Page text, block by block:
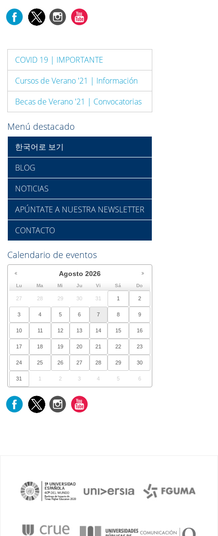
COVID 19 | IMPORTANTE
Cursos de Verano '21 | Información
Becas de Verano '21 | Convocatorias
Menú destacado
한국어로 보기
BLOG
NOTICIAS
APÚNTATE A NUESTRA NEWSLETTER
CONTACTO
Calendario de eventos
Agosto 2026
Lu Ma Mi Ju Vi Sá Do
27 28 29 30 31 1 2
3 4 5 6 7 8 9
10 11 12 13 14 15 16
17 18 19 20 21 22 23
24 25 26 27 28 29 30
31 1 2 3 4 5 6